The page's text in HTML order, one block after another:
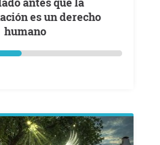
es un derecho
humano